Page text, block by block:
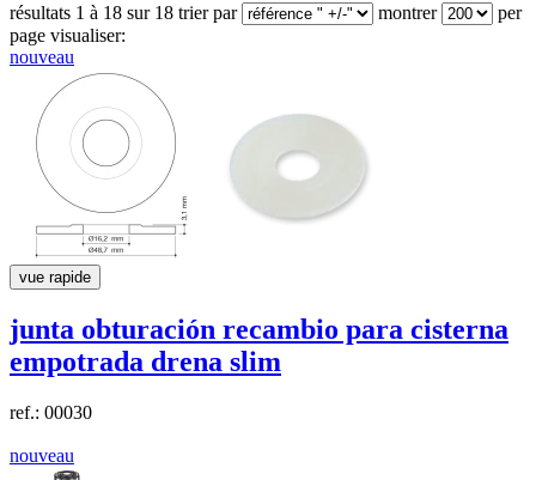
résultats 1 à 18 sur 18 trier par montrer
per
page visualiser:
nouveau
vue rapide
junta obturación recambio para cisterna
empotrada drena slim
ref.: 00030
nouveau